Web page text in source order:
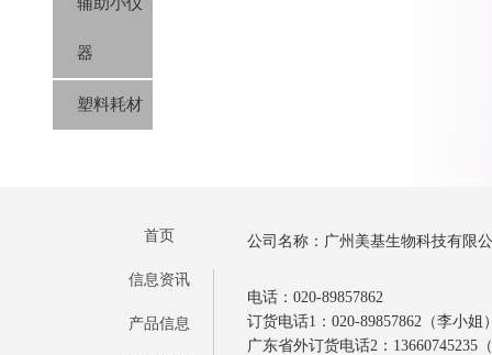
器
塑料耗材
首页
信息资讯
产品信息
公司名称：广州美基生物科技有限
电话：020-89857862
订货电话1：020-89857862（李小姐
广东省外订货电话2：13660745235